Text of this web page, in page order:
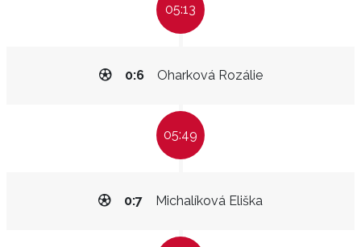
05:13
Oharková Rozálie
0:6
05:49
Michalíková Eliška
0:7